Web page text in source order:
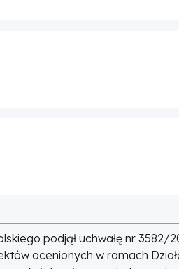
podjął uchwałę nr 3582/
ocenionych w ramach